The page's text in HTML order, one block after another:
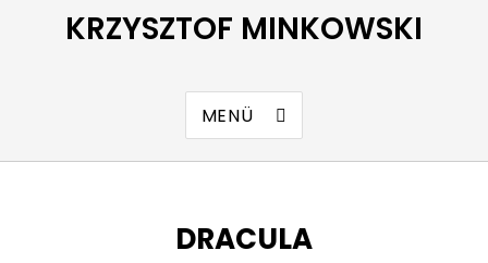
KRZYSZTOF MINKOWSKI
MENÜ
DRACULA